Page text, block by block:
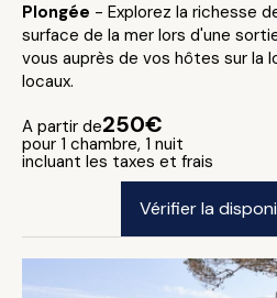
Plongée - Explorez la richesse
surface de la mer lors d'une
vous auprès de vos hôtes sur la
locaux.
A partir de250€
pour 1 chambre, 1 nuit
incluant les taxes et frais
Vérifier la